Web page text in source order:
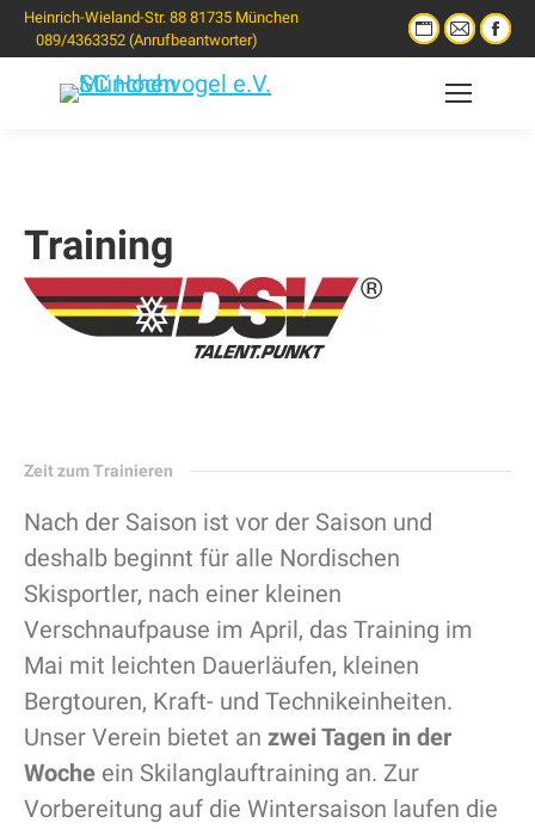
Heinrich-Wieland-Str. 88 81735 München
089/4363352 (Anrufbeantworter)
Training
Zeit zum Trainieren
Nach der Saison ist vor der Saison und
deshalb beginnt für alle Nordischen
Skisportler, nach einer kleinen
Verschnaufpause im April, das Training im
Mai mit leichten Dauerläufen, kleinen
Bergtouren, Kraft- und Technikeinheiten.
Unser Verein bietet an zwei Tagen in der
Woche ein Skilanglauftraining an. Zur
Vorbereitung auf die Wintersaison laufen die